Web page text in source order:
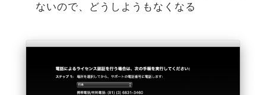
ないので、どうしようもなくなる